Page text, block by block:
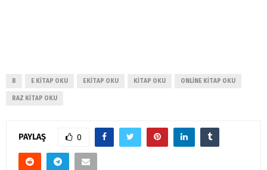
B E KITAP OKU EKITAP OKU KITAP OKU ONLINE KITAP OKU
RAZ KITAP OKU
PAYLAŞ 0